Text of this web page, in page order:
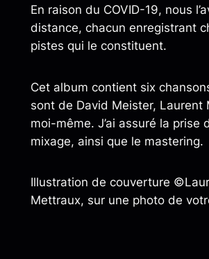
En raison du COVID-19, nous
distance, chacun enregistrant
pistes qui le constituent.
Cet album contient six
sont de David Meister, Laurent
moi-même. J’ai assuré la prise
mixage, ainsi que le mastering.
Illustration de couverture
Mettraux, sur une photo de